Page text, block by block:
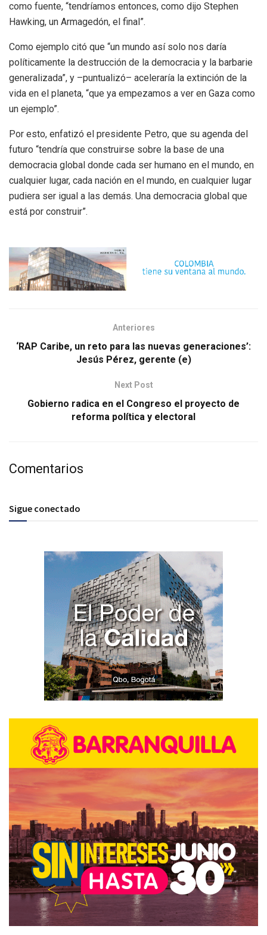
como fuente, “tendríamos entonces, como dijo Stephen
Hawking, un Armagedón, el final”.
Como ejemplo citó que “un mundo así solo nos daría
políticamente la destrucción de la democracia y la barbarie
generalizada”, y –puntualizó– aceleraría la extinción de la
vida en el planeta, “que ya empezamos a ver en Gaza como
un ejemplo”.
Por esto, enfatizó el presidente Petro, que su agenda del
futuro “tendría que construirse sobre la base de una
democracia global donde cada ser humano en el mundo, en
cualquier lugar, cada nación en el mundo, en cualquier lugar
pudiera ser igual a las demás. Una democracia global que
está por construir”.
Anteriores
‘RAP Caribe, un reto para las nuevas generaciones’:
Jesús Pérez, gerente (e)
Next Post
Gobierno radica en el Congreso el proyecto de
reforma política y electoral
Comentarios
Sigue conectado